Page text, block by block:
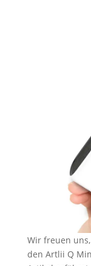
Wir freuen
den Artlii Q